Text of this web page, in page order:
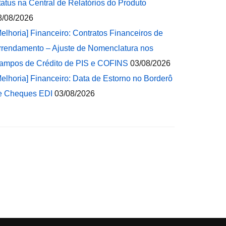
na Central de Relatórios do Produto
08/2026
Financeiro: Contratos Financeiros de
– Ajuste de Nomenclatura nos
de Crédito de PIS e COFINS 03/08/2026
Financeiro: Data de Estorno no Borderô
Cheques EDI 03/08/2026